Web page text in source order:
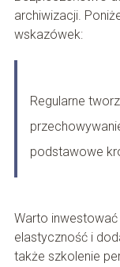
archiwizacji.
wskazówek:
Regularne
podstawowe
Warto
elastyczność i
także szkolenie